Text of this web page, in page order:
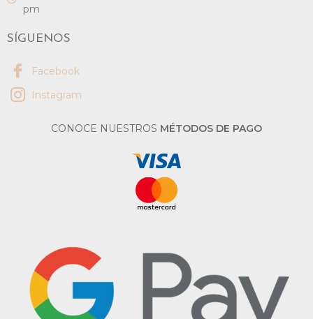
pm
SÍGUENOS
Facebook
Instagram
CONOCE NUESTROS MÉTODOS DE PAGO